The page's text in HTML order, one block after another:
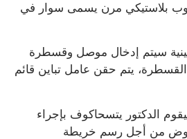
بلاستيكي مرن يسمى سوار في
سيتم إدخال موصل وقسطرة
يتم حقن عامل تباين قائم
الدكتور يتسحاكوف بإجراء
من أجل رسم خريطة